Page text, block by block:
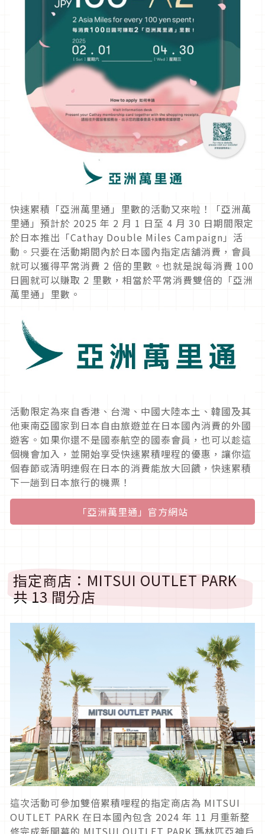
快速累積「亞洲萬里通」里數的活動又來啦！「亞洲萬
里通」預計於 2025 年 2 月 1 日至 4 月 30 日期間限定
於日本推出「Cathay Double Miles Campaign」活
動。只要在活動期間內於日本國內指定店舖消費，會員
就可以獲得平常消費 2 倍的里數。也就是說每消費 100
日圓就可以賺取 2 里數，相當於平常消費雙倍的「亞洲
萬里通」里數。
活動限定為來自香港、台灣、中國大陸本土、韓國及其
他東南亞國家到日本自由旅遊並在日本國內消費的外國
遊客。如果你還不是國泰航空的國泰會員，也可以趁這
個機會加入，並開始享受快速累積哩程的優惠，讓你這
個春節或清明連假在日本的消費能放大回饋，快速累積
下一趟到日本旅行的機票！
「亞洲萬里通」官方網站
指定商店：MITSUI OUTLET PARK
共 13 間分店
這次活動可參加雙倍累積哩程的指定商店為 MITSUI
OUTLET PARK 在日本國內包含 2024 年 11 月重新整
修完成新開幕的 MITSUI OUTLET PARK 瑪林匹亞神戶